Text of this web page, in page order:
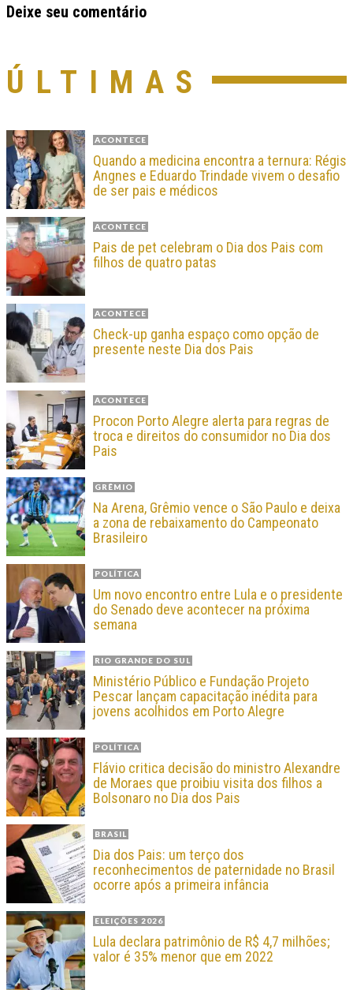
Deixe seu comentário
ÚLTIMAS
ACONTECE
Quando a medicina encontra a ternura: Régis
Angnes e Eduardo Trindade vivem o desafio
de ser pais e médicos
ACONTECE
Pais de pet celebram o Dia dos Pais com
filhos de quatro patas
ACONTECE
Check-up ganha espaço como opção de
presente neste Dia dos Pais
ACONTECE
Procon Porto Alegre alerta para regras de
troca e direitos do consumidor no Dia dos
Pais
GRÊMIO
Na Arena, Grêmio vence o São Paulo e deixa
a zona de rebaixamento do Campeonato
Brasileiro
POLÍTICA
Um novo encontro entre Lula e o presidente
do Senado deve acontecer na próxima
semana
RIO GRANDE DO SUL
Ministério Público e Fundação Projeto
Pescar lançam capacitação inédita para
jovens acolhidos em Porto Alegre
POLÍTICA
Flávio critica decisão do ministro Alexandre
de Moraes que proibiu visita dos filhos a
Bolsonaro no Dia dos Pais
BRASIL
Dia dos Pais: um terço dos
reconhecimentos de paternidade no Brasil
ocorre após a primeira infância
ELEIÇÕES 2026
Lula declara patrimônio de R$ 4,7 milhões;
valor é 35% menor que em 2022